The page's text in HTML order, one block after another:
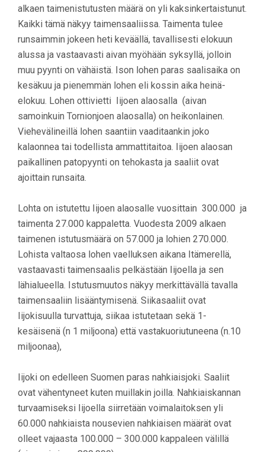
alkaen taimenistutusten määrä on yli kaksinkertaistunut.
Kaikki tämä näkyy taimensaaliissa. Taimenta tulee
runsaimmin jokeen heti keväällä, tavallisesti elokuun
alussa ja vastaavasti aivan myöhään syksyllä, jolloin
muu pyynti on vähäistä. Ison lohen paras saalisaika on
kesäkuu ja pienemmän lohen eli kossin aika heinä-
elokuu. Lohen ottivietti Iijoen alaosalla (aivan
samoinkuin Tornionjoen alaosalla) on heikonlainen.
Viehevälineillä lohen saantiin vaaditaankin joko
kalaonnea tai todellista ammattitaitoa. Iijoen alaosan
paikallinen patopyynti on tehokasta ja saaliit ovat
ajoittain runsaita.
Lohta on istutettu Iijoen alaosalle vuosittain 300.000 ja
taimenta 27.000 kappaletta. Vuodesta 2009 alkaen
taimenen istutusmäärä on 57.000 ja lohien 270.000.
Lohista valtaosa lohen vaelluksen aikana Itämerellä,
vastaavasti taimensaalis pelkästään Iijoella ja sen
lähialueella. Istutusmuutos näkyy merkittävällä tavalla
taimensaaliin lisääntymisenä. Siikasaaliit ovat
Iijokisuulla turvattuja, siikaa istutetaan sekä 1-
kesäisenä (n 1 miljoona) että vastakuoriutuneena (n.10
miljoonaa),
Iijoki on edelleen Suomen paras nahkiaisjoki. Saaliit
ovat vähentyneet kuten muillakin joilla. Nahkiaiskannan
turvaamiseksi Iijoella siirretään voimalaitoksen yli
60.000 nahkiaista nousevien nahkiaisen määrät ovat
olleet vajaasta 100.000 – 300.000 kappaleen välillä